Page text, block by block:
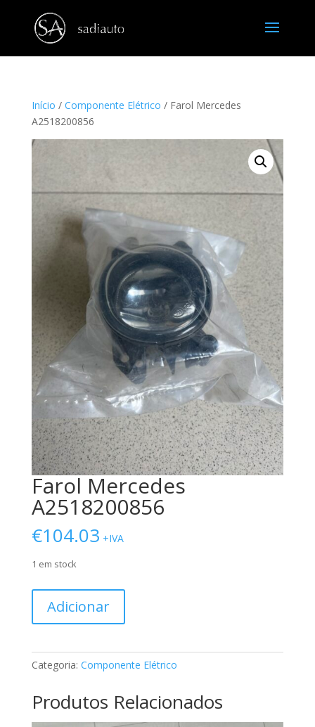
Início / Componente Elétrico / Farol Mercedes
A2518200856
Farol Mercedes
A2518200856
€104.03 +IVA
1 em stock
Farol
A2518200856
Adicionar
Categoria: Componente Elétrico
Produtos Relacionados